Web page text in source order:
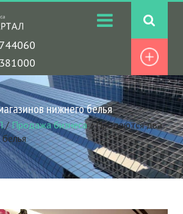
нижнего белья
/Продажа бизнеса/Продаются два